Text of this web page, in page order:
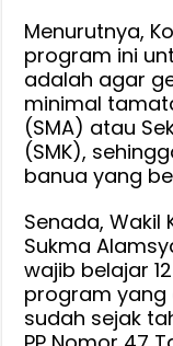
Menurutnya,
program ini
adalah agar
minimal
(SMA) atau
(SMK),
banua yang
Senada, Wakil
Sukma
wajib belajar
program yang
sudah sejak